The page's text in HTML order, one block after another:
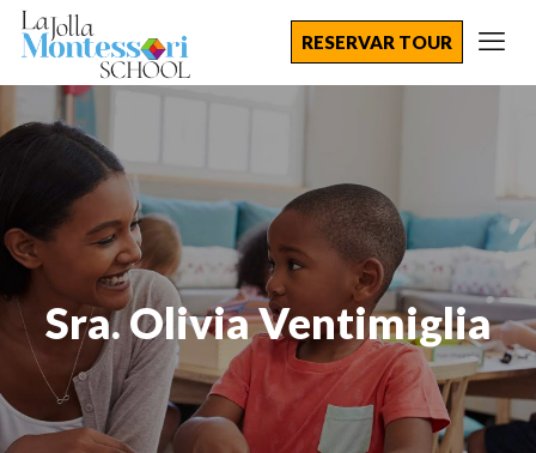
RESERVAR TOUR
Sra. Olivia Ventimiglia